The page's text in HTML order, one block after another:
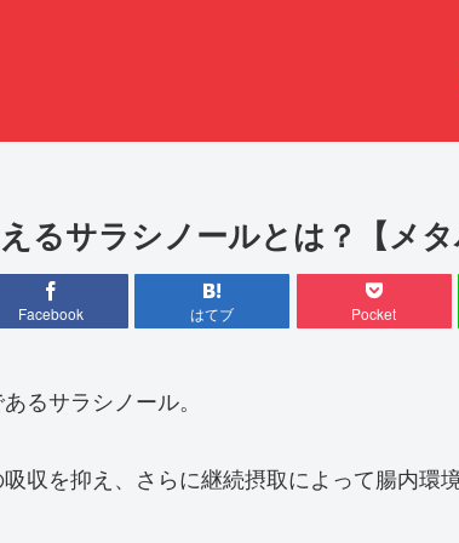
るサラシノールとは？【メタ
Facebook はてブ Pocket
るサラシノール。
収を抑え、さらに継続摂取によって腸内環